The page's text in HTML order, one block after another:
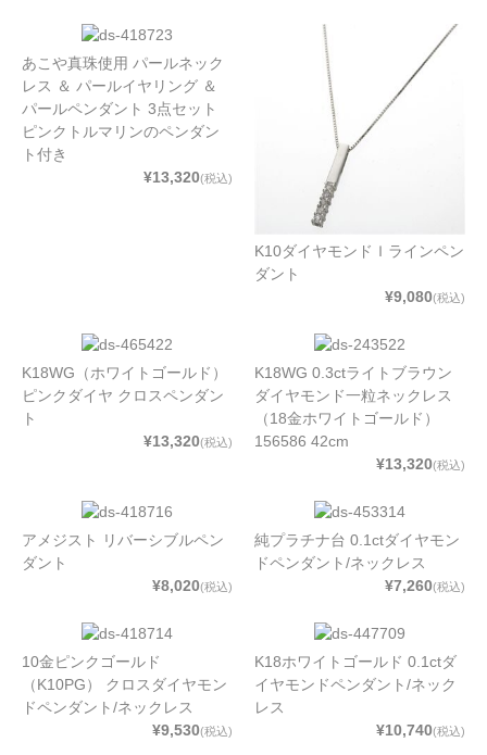
あこや真珠使用 パールネック
レス ＆ パールイヤリング ＆
パールペンダント 3点セット
ピンクトルマリンのペンダン
ト付き
¥13,320(税込)
K10ダイヤモンドＩラインペン
ダント
¥9,080(税込)
K18WG（ホワイトゴールド）
ピンクダイヤ クロスペンダン
ト
¥13,320(税込)
K18WG 0.3ctライトブラウン
ダイヤモンド一粒ネックレス
（18金ホワイトゴールド）
156586 42cm
¥13,320(税込)
アメジスト リバーシブルペン
ダント
¥8,020(税込)
純プラチナ台 0.1ctダイヤモン
ドペンダント/ネックレス
¥7,260(税込)
10金ピンクゴールド
（K10PG） クロスダイヤモン
ドペンダント/ネックレス
¥9,530(税込)
K18ホワイトゴールド 0.1ctダ
イヤモンドペンダント/ネック
レス
¥10,740(税込)